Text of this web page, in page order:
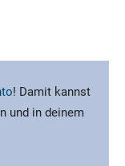
! Damit kannst
und in deinem